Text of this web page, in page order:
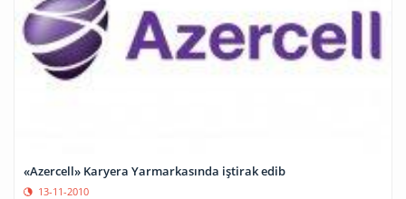
«Azercell» Karyera Yarmarkasında iştirak edib
13-11-2010